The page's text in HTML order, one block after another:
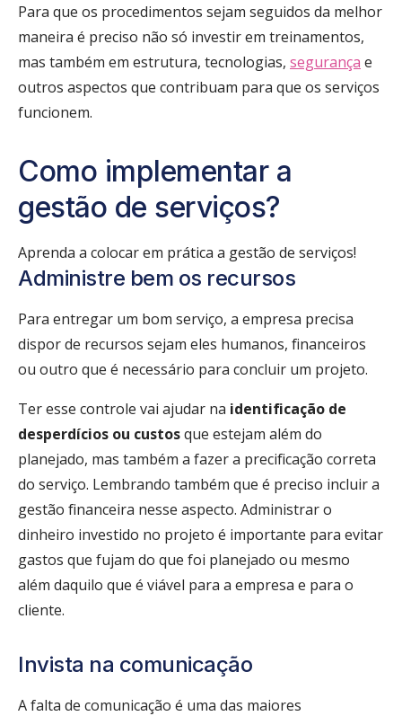
Para que os procedimentos sejam seguidos da melhor
maneira é preciso não só investir em treinamentos,
mas também em estrutura, tecnologias, segurança e
outros aspectos que contribuam para que os serviços
funcionem.
Como implementar a
gestão de serviços?
Aprenda a colocar em prática a gestão de serviços!
Administre bem os recursos
Para entregar um bom serviço, a empresa precisa
dispor de recursos sejam eles humanos, financeiros
ou outro que é necessário para concluir um projeto.
Ter esse controle vai ajudar na identificação de
desperdícios ou custosque estejam além do
planejado, mas também a fazer a precificação correta
do serviço. Lembrando também que é preciso incluir a
gestão financeira nesse aspecto. Administrar o
dinheiro investido no projeto é importante para evitar
gastos que fujam do que foi planejado ou mesmo
além daquilo que é viável para a empresa e para o
cliente.
Invista na comunicação
A falta de comunicação é uma das maiores